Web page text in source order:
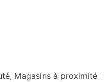
Magasins à proximité